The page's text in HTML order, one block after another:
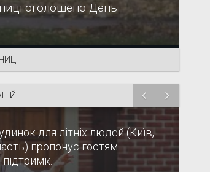
оголошено День
для літніх людей (Київ,
пропонує гостям